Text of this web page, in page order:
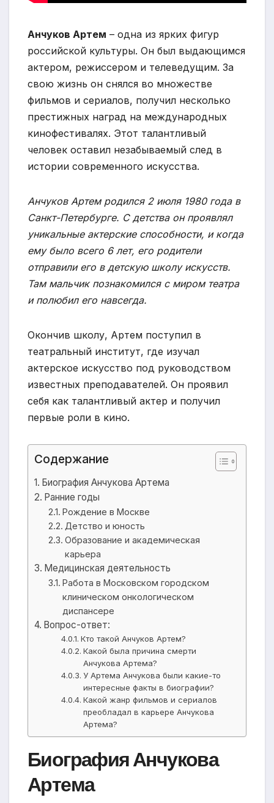
Анчуков Артем – одна из ярких фигур
российской культуры. Он был выдающимся
актером, режиссером и телеведущим. За
свою жизнь он снялся во множестве
фильмов и сериалов, получил несколько
престижных наград на международных
кинофестивалях. Этот талантливый
человек оставил незабываемый след в
истории современного искусства.
Анчуков Артем родился 2 июля 1980 года в
Санкт-Петербурге. С детства он проявлял
уникальные актерские способности, и когда
ему было всего 6 лет, его родители
отправили его в детскую школу искусств.
Там мальчик познакомился с миром театра
и полюбил его навсегда.
Окончив школу, Артем поступил в
театральный институт, где изучал
актерское искусство под руководством
известных преподавателей. Он проявил
себя как талантливый актер и получил
первые роли в кино.
Содержание
Биография Анчукова Артема
Ранние годы
Рождение в Москве
Детство и юность
Образование и академическая
карьера
Медицинская деятельность
Работа в Московском городском
клиническом онкологическом
диспансере
Вопрос-ответ:
Кто такой Анчуков Артем?
Какой была причина смерти
Анчукова Артема?
У Артема Анчукова были какие-то
интересные факты в биографии?
Какой жанр фильмов и сериалов
преобладал в карьере Анчукова
Артема?
Биография Анчукова
Артема